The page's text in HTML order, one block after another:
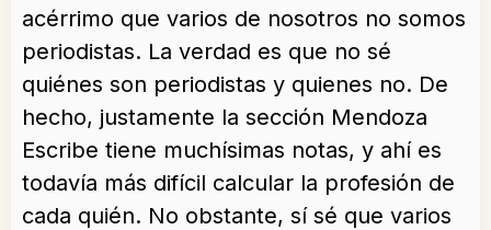
acérrimo que varios de nosotros no somos
periodistas. La verdad es que no sé
quiénes son periodistas y quienes no. De
hecho, justamente la sección Mendoza
Escribe tiene muchísimas notas, y ahí es
todavía más difícil calcular la profesión de
cada quién. No obstante, sí sé que varios